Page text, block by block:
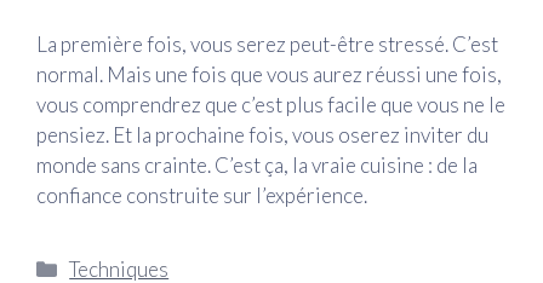
La première fois, vous serez peut-être stressé. C’est
normal. Mais une fois que vous aurez réussi une fois,
vous comprendrez que c’est plus facile que vous ne le
pensiez. Et la prochaine fois, vous oserez inviter du
monde sans crainte. C’est ça, la vraie cuisine : de la
confiance construite sur l’expérience.
Catégories
Techniques